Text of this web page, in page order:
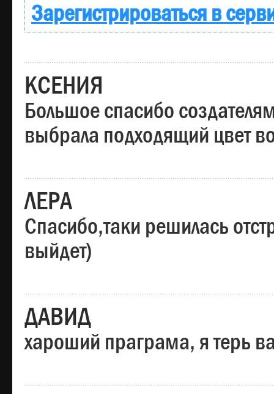
Зарегистрироваться в
КСЕНИЯ
Большое спасибо
выбрала подходящий цвет
ЛЕРА
Спасибо,таки решилась
выйдет)
ДАВИД
хароший праграма, я терь